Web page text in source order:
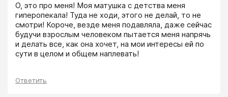
О, это про меня! Моя матушка с детства меня
гиперопекала! Туда не ходи, этого не делай, то не
смотри! Короче, везде меня подавляла, даже сейчас
будучи взрослым человеком пытается меня напрячь
и делать все, как она хочет, на мои интересы ей по
сути в целом и общем наплевать!
Ответить